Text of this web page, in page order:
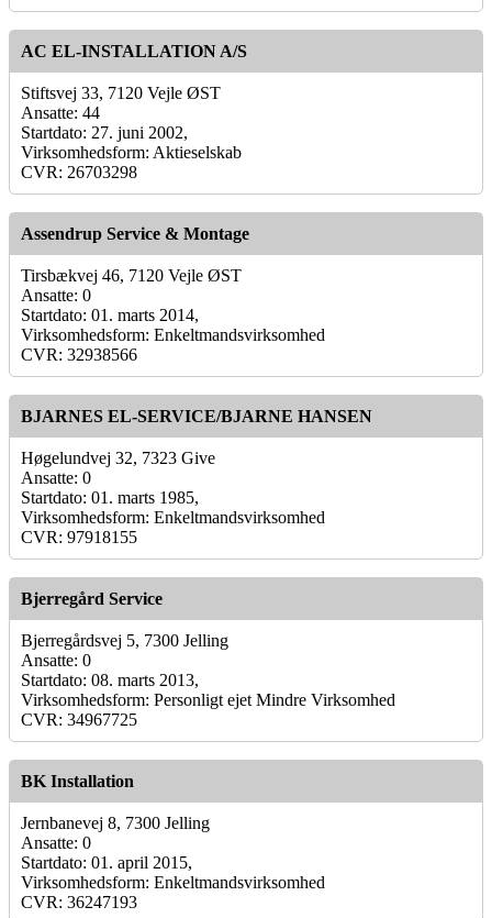
AC EL-INSTALLATION A/S
Stiftsvej 33, 7120 Vejle ØST
Ansatte: 44
Startdato: 27. juni 2002,
Virksomhedsform: Aktieselskab
CVR: 26703298
Assendrup Service & Montage
Tirsbækvej 46, 7120 Vejle ØST
Ansatte: 0
Startdato: 01. marts 2014,
Virksomhedsform: Enkeltmandsvirksomhed
CVR: 32938566
BJARNES EL-SERVICE/BJARNE HANSEN
Høgelundvej 32, 7323 Give
Ansatte: 0
Startdato: 01. marts 1985,
Virksomhedsform: Enkeltmandsvirksomhed
CVR: 97918155
Bjerregård Service
Bjerregårdsvej 5, 7300 Jelling
Ansatte: 0
Startdato: 08. marts 2013,
Virksomhedsform: Personligt ejet Mindre Virksomhed
CVR: 34967725
BK Installation
Jernbanevej 8, 7300 Jelling
Ansatte: 0
Startdato: 01. april 2015,
Virksomhedsform: Enkeltmandsvirksomhed
CVR: 36247193